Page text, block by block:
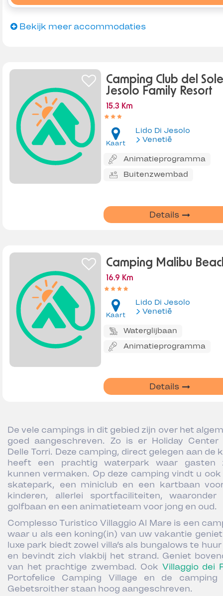
Bekijk meer accommodaties
Camping Club del Sole
Jesolo Family Resort
15.3 Km
Kaart
Lido Di Jesolo
Venetië
Animatieprogramma
Buitenzwembad
Details
Camping Malibu
16.9 Km
Kaart
Lido Di Jesolo
Venetië
Waterglijbaan
Animatieprogramma
Details
De vele campings in dit gebied zijn over het
goed aangeschreven. Zo is er Holiday Center
Delle Torri. Deze camping, direct gelegen aan de
heeft een prachtig waterpark waar gasten
kunnen vermaken. Op deze camping vindt u ook
skatepark, een miniclub en een kartbaan
kinderen, allerlei sportfaciliteiten, waaronder
golfbaan en een animatieteam voor jong en oud.
Complesso Turistico Villaggio Al Mare is een
waar u als een koning(in) van uw vakantie
luxe park biedt zowel villa’s als bungalows te
en bevindt zich vlakbij het strand. Geniet
van het prachtige zwembad. Ook Villaggio dei
Portofelice Camping Village en de camping
Gebetsroither staan hoog aangeschreven.